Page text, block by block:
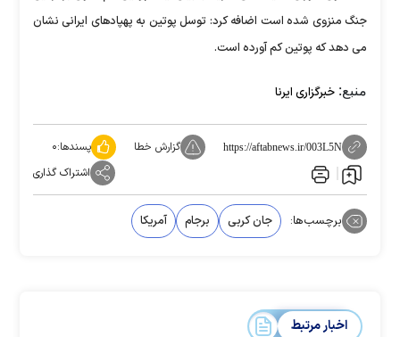
جنگ منزوی شده است اضافه کرد: توسل پوتین به پهپادهای ایرانی نشان
می دهد که پوتین کم آورده است.
منبع: خبرگزاری ایرنا
https://aftabnews.ir/003L5N گزارش خطا پسندها:۰
اشتراک گذاری
برچسب‌ها: جان کربی برجام آمریکا
اخبار مرتبط